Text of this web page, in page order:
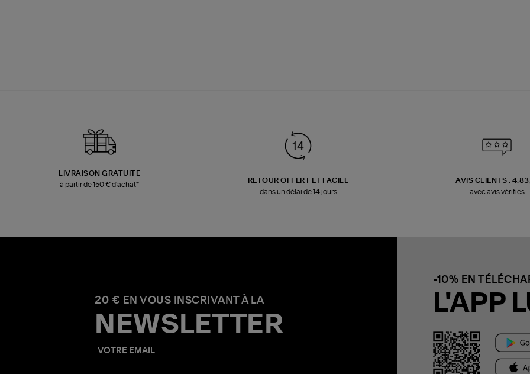
LIVRAISON GRATUITE
à partir de 150 € d'achat*
RETOUR OFFERT ET FACILE
dans un délai de 14 jours
AVIS CLIENTS :
avec avis vérifiés
20 € EN VOUS INSCRIVANT À LA
NEWSLETTER
-10% EN
L'APP